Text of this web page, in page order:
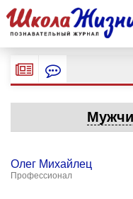
Олег Михайлец
Профессионал